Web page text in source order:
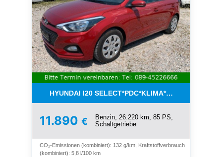
HYUNDAI I20 SELECT*PDC*KLIMA*ESP*8-
11.890 €
Benzin, 26.220 km, 85 PS,
Schaltgetriebe
CO₂-Emissionen (kombiniert): 132 g/km, Kraftstoffverbrauch
(kombiniert): 5,8 l/100 km